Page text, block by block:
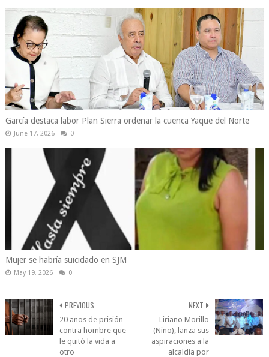
García destaca labor Plan Sierra ordenar la cuenca Yaque del Norte
June 17, 2026 0
Mujer se habría suicidado en SJM
May 19, 2026 0
NEXT
Liriano Morillo
(Niño), lanza sus
aspiraciones a la
alcaldía por
PREVIOUS
20 años de prisión
contra hombre que
le quitó la vida a
otro